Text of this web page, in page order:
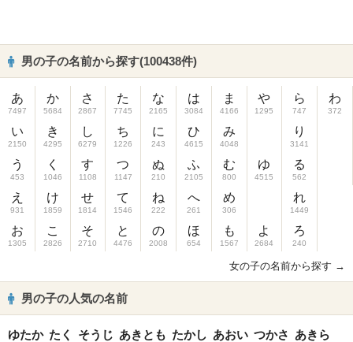
男の子の名前から探す(100438件)
あ
7497
い
2150
う
453
え
931
お
1305
か
5684
き
4295
く
1046
け
1859
こ
2826
さ
2867
し
6279
す
1108
せ
1814
そ
2710
た
7745
ち
1226
つ
1147
て
1546
と
4476
な
2165
に
243
ぬ
210
ね
222
の
2008
は
3084
ひ
4615
ふ
2105
へ
261
ほ
654
ま
4166
み
4048
む
800
め
306
も
1567
や
1295
ゆ
4515
よ
2684
ら
747
り
3141
る
562
れ
1449
ろ
240
わ
372
女の子の名前から探す →
男の子の人気の名前
ゆたか たく そうじ あきとも たかし あおい つかさ あきら